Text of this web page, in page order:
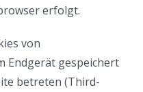
erfolgt.
von
Endgerät gespeichert
betreten (Third-
VON: